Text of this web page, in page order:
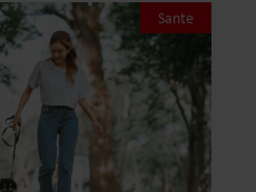
Sante